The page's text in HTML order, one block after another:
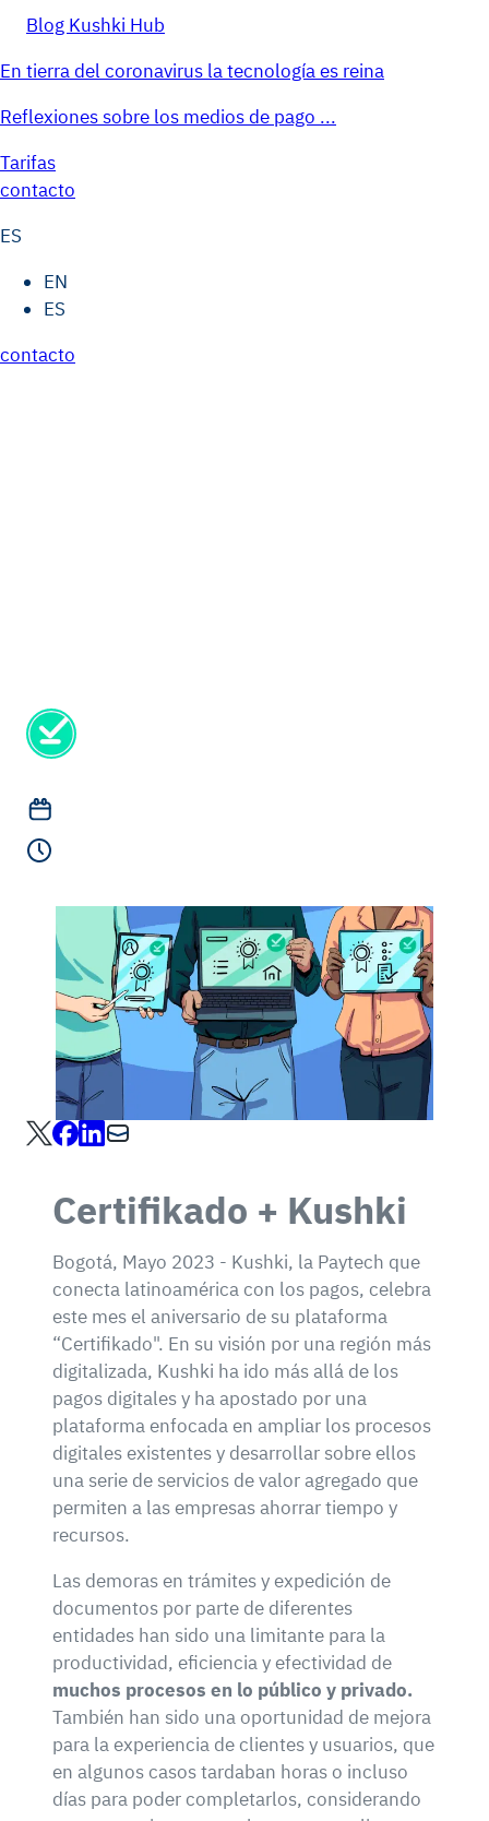
Blog Kushki Hub
En tierra del coronavirus la tecnología es reina
Reflexiones sobre los medios de pago ...
Tarifas
contacto
ES
EN
ES
contacto
Certifikado + Kushki
Bogotá, Mayo 2023 - Kushki, la Paytech que
conecta latinoamérica con los pagos, celebra
este mes el aniversario de su plataforma
“Certifikado". En su visión por una región más
digitalizada, Kushki ha ido más allá de los
pagos digitales y ha apostado por una
plataforma enfocada en ampliar los procesos
digitales existentes y desarrollar sobre ellos
una serie de servicios de valor agregado que
permiten a las empresas ahorrar tiempo y
recursos.
Las demoras en trámites y expedición de
documentos por parte de diferentes
entidades han sido una limitante para la
productividad, eficiencia y efectividad de
muchos procesos en lo público y privado.
También han sido una oportunidad de mejora
para la experiencia de clientes y usuarios, que
en algunos casos tardaban horas o incluso
días para poder completarlos, considerando